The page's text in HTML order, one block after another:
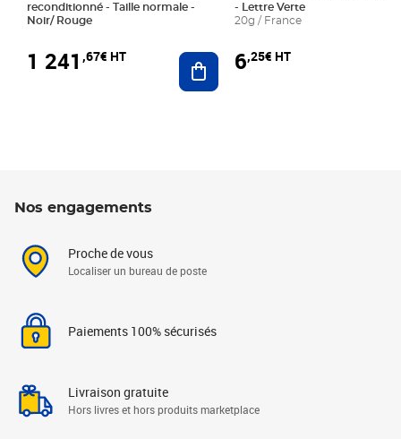
reconditionné - Taille normale -
Noir/ Rouge
1 241 ,67€ HT Ajouter au panier
- Lettre Verte
20g / France
6,25€ HT
Nos engagements
Proche de vous
Localiser un bureau de poste
Paiements 100% sécurisés
Livraison gratuite
Hors livres et hors produits marketplace